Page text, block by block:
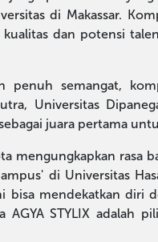
di Makassar.
dan potensi
penuh semangat,
Universitas
juara pertama
mengungkapkan rasa
di Universitas
bisa mendekatkan diri
STYLIX adalah